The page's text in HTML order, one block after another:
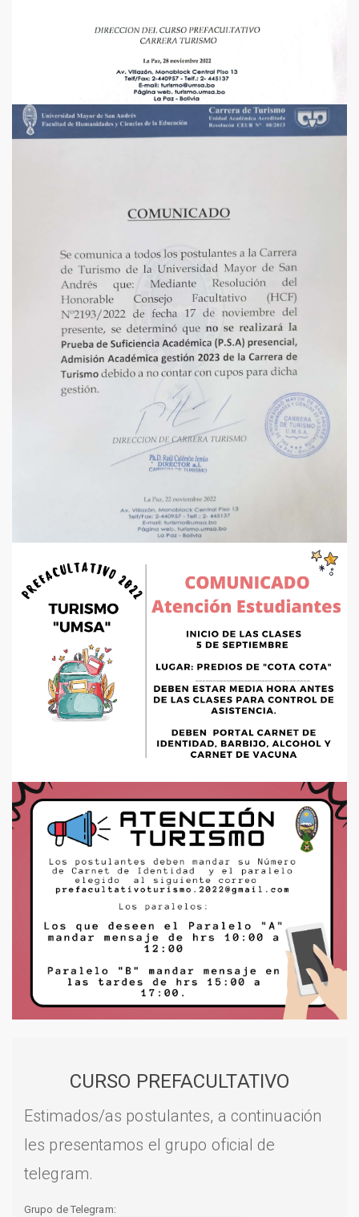
CURSO PREFACULTATIVO
Estimados/as postulantes, a continuación
les presentamos el grupo oficial de
telegram.
Grupo de Telegram: